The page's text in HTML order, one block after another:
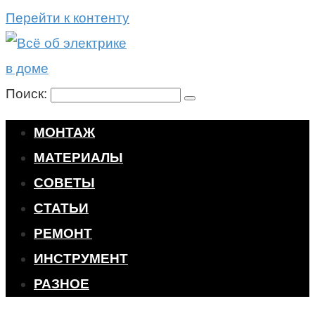
Перейти к контенту
Поиск:
МОНТАЖ
МАТЕРИАЛЫ
СОВЕТЫ
СТАТЬИ
РЕМОНТ
ИНСТРУМЕНТ
РАЗНОЕ